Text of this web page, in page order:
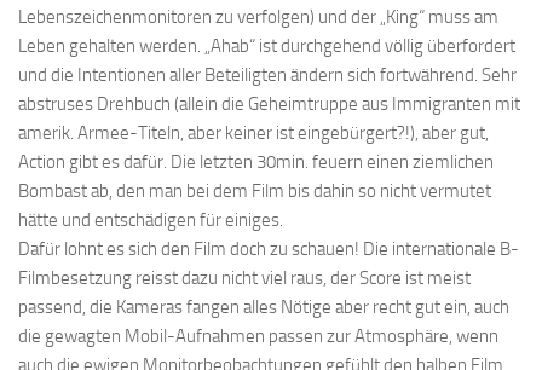
Lebenszeichenmonitoren zu verfolgen) und der „King“ muss am
Leben gehalten werden. „Ahab“ ist durchgehend völlig überfordert
und die Intentionen aller Beteiligten ändern sich fortwährend. Sehr
abstruses Drehbuch (allein die Geheimtruppe aus Immigranten mit
amerik. Armee-Titeln, aber keiner ist eingebürgert?!), aber gut,
Action gibt es dafür. Die letzten 30min. feuern einen ziemlichen
Bombast ab, den man bei dem Film bis dahin so nicht vermutet
hätte und entschädigen für einiges.
Dafür lohnt es sich den Film doch zu schauen! Die internationale B-
Filmbesetzung reisst dazu nicht viel raus, der Score ist meist
passend, die Kameras fangen alles Nötige aber recht gut ein, auch
die gewagten Mobil-Aufnahmen passen zur Atmosphäre, wenn
auch die ewigen Monitorbeobachtungen gefühlt den halben Film